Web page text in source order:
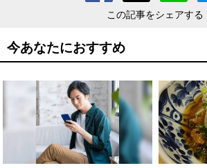
この記事をシェアする
今あなたにおすすめ